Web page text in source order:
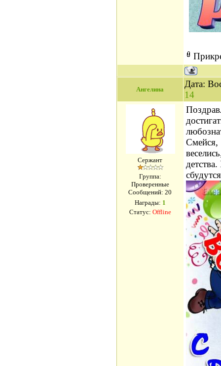
Ангелина
Дата:
14
Сержант
Группа:
Проверенные
Сообщений:20
Награды: 1
Статус: Offline
Смейся,